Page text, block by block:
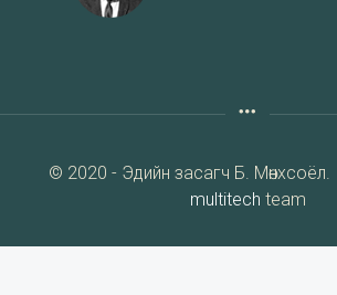
© 2020 - Эдийн засагч Б.
multitech team